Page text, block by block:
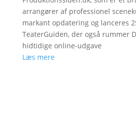
arrangører af professionel
markant opdatering og lanceres
TeaterGuiden, der også rummer
hidtidige online-udgave
Læs mere